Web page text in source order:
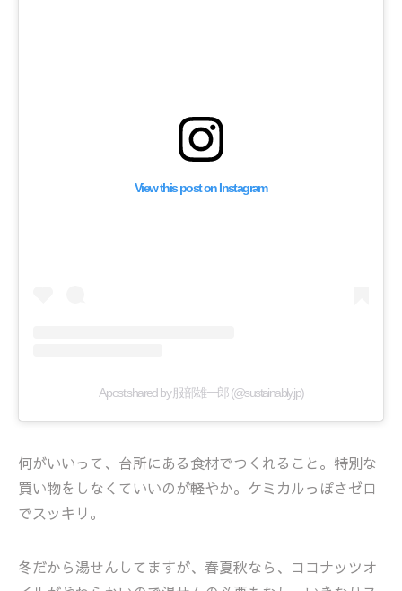
View this post on Instagram
A post shared by 服部雄一郎 (@sustainably.jp)
何がいいって、台所にある食材でつくれること。特別な
買い物をしなくていいのが軽やか。ケミカルっぽさゼロ
でスッキリ。
冬だから湯せんしてますが、春夏秋なら、ココナッツオ